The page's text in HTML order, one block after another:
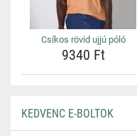
Csíkos rövid ujjú póló
9340 Ft
KEDVENC E-BOLTOK